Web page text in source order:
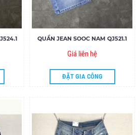
QUẦN JEAN SOOC NAM QJ521.1
Giá liên hệ
ĐẶT GIA CÔNG